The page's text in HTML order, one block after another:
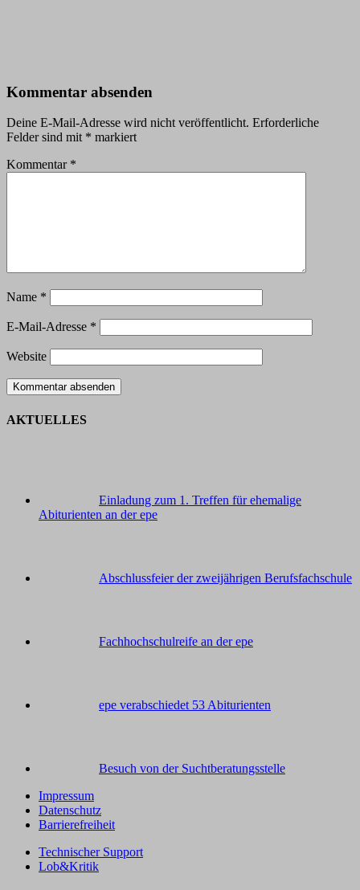
Kommentar absenden
Deine E-Mail-Adresse wird nicht veröffentlicht. Erforderliche
Felder sind mit * markiert
Kommentar *
Name *
E-Mail-Adresse *
Website
AKTUELLES
Einladung zum 1. Treffen für ehemalige
Abiturienten an der epe
Abschlussfeier der zweijährigen Berufsfachschule
Fachhochschulreife an der epe
epe verabschiedet 53 Abiturienten
Besuch von der Suchtberatungsstelle
Impressum
Datenschutz
Barrierefreiheit
Technischer Support
Lob&Kritik